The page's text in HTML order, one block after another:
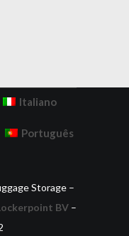
Italiano
Português
Storage –
BV –